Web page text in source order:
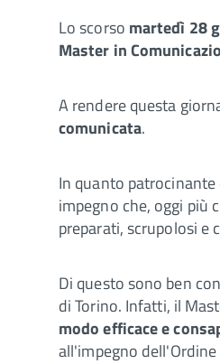
Lo scorso martedì 28
Master in
A rendere questa
comunicata.
In quanto
impegno che, oggi più
preparati, scrupolosi e
Di questo sono ben
di Torino. Infatti, il
modo efficace e
all'impegno dell'Ordine